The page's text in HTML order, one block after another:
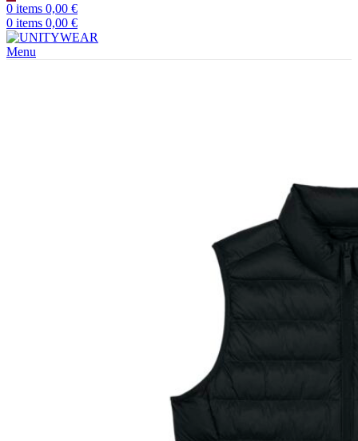
0 items 0,00 €
0 items 0,00 €
Menu